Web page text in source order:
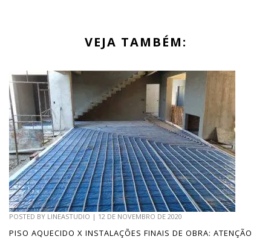
VEJA TAMBÉM:
POSTED BY LINEASTUDIO | 12 DE NOVEMBRO DE 2020
PISO AQUECIDO X INSTALAÇÕES FINAIS DE OBRA: ATENÇÃO